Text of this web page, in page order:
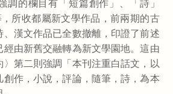
調的欄目有「短篇創作」、「詩」
所收都屬新文學作品，前兩期的古
、漢文作品已全數撤離，印證了前述
經由新舊交融轉為新文學園地。這由
第二則強調「本刊注重白話文，以
創作，小說，評論，隨筆，詩，為本